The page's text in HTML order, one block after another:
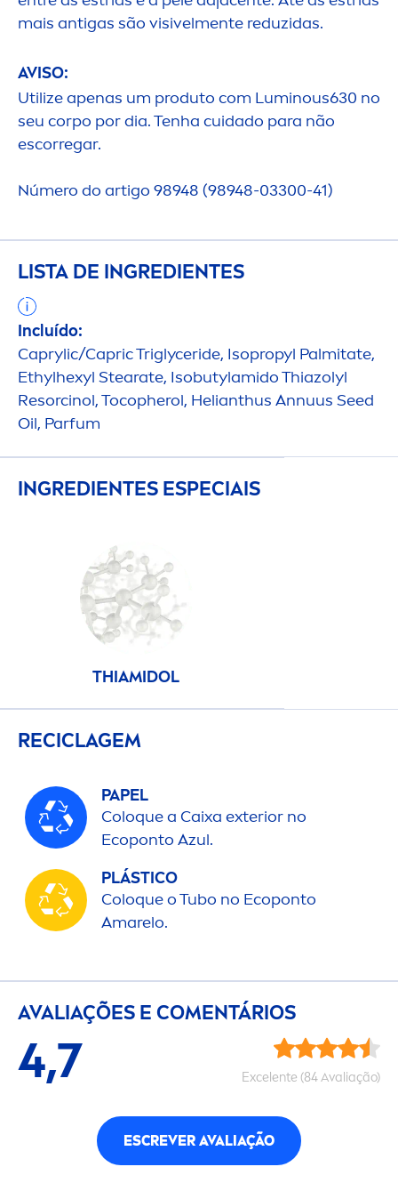
mais antigas são visivelmente reduzidas.
AVISO:
Utilize apenas um produto com Luminous630 no
seu corpo por dia. Tenha cuidado para não
escorregar.
Número do artigo 98948 (98948-03300-41)
LISTA DE INGREDIENTES
Incluído:
Caprylic/Capric Triglyceride, Isopropyl Palmitate,
Ethylhexyl Stearate, Isobutylamido Thiazolyl
Resorcinol, Tocopherol, Helianthus Annuus Seed
Oil, Parfum
INGREDIENTES ESPECIAIS
THIAMIDOL
RECICLAGEM
PAPEL
Coloque a Caixa exterior no
Ecoponto Azul.
PLÁSTICO
Coloque o Tubo no Ecoponto
Amarelo.
AVALIAÇÕES E COMENTÁRIOS
4,7 Excelente (84 Avaliação)
ESCREVER AVALIAÇÃO